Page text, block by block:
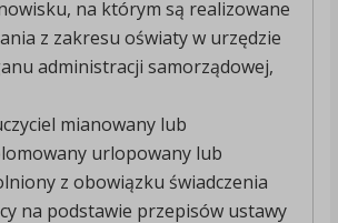
na którym są realizowane
z zakresu oświaty w urzędzie
administracji samorządowej,
mianowany lub
urlopowany lub
z obowiązku świadczenia
na podstawie przepisów ustawy